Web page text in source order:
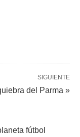
SIGUIENTE
del Parma »
fútbol